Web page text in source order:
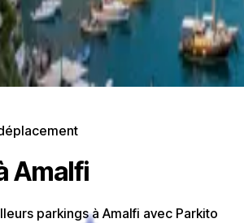
Amalfi
parkings à Amalfi avec Parkito